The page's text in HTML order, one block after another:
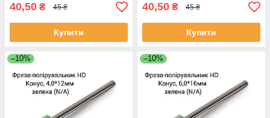
40,50 ₴ 45 ₴
Купити
40,50 ₴ 45 ₴
Купити
–10% –10%